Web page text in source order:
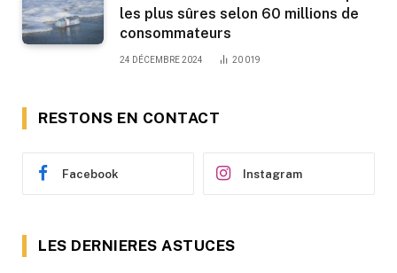
les plus sûres selon 60 millions de
consommateurs
24 DÉCEMBRE 2024 20 019
RESTONS EN CONTACT
Facebook Instagram
LES DERNIERES ASTUCES